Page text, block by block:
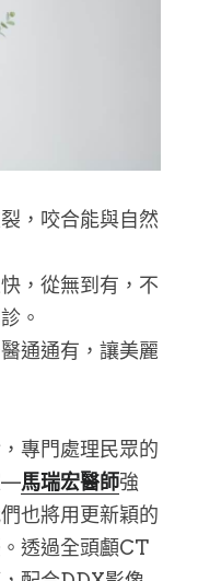
，咬合能與自然
，從無到有，不
。
通通有，讓美麗
專門處理民眾的
—馬瑞宏醫師強
也將用更新穎的
透過全頭顱CT